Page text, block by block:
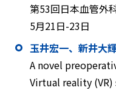
第53回日本血管外
5月21日-23日
玉井宏一、新井大
A novel
Virtual reality